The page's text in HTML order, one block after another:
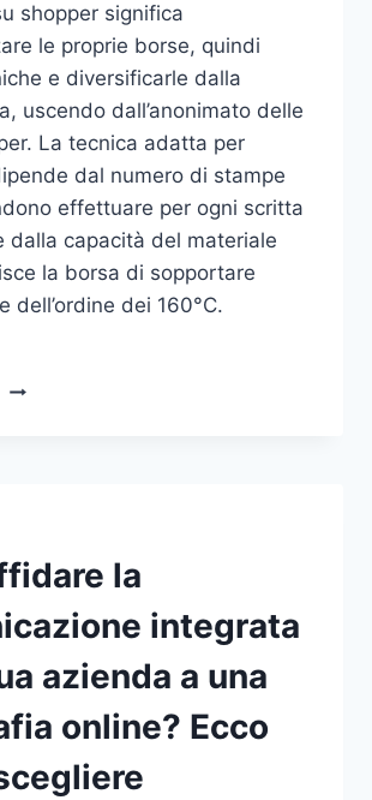
shopper significa
le proprie borse, quindi
e diversificarle dalla
uscendo dall’anonimato delle
La tecnica adatta per
dal numero di stampe
effettuare per ogni scritta
dalla capacità del materiale
la borsa di sopportare
dell’ordine dei 160°C.
COME
la
integrata
azienda a una
online? Ecco